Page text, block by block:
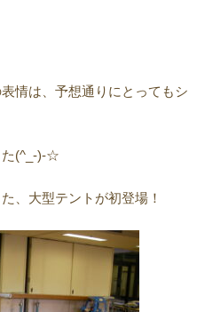
情は、予想通りにとってもシ
た(^_-)-☆
、大型テントが初登場！